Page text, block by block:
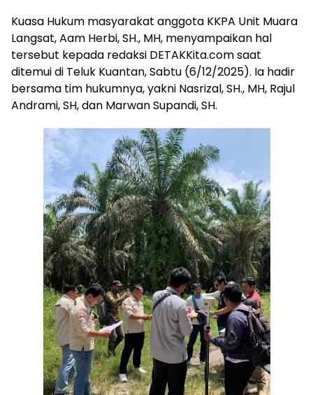
Kuasa Hukum masyarakat anggota KKPA Unit Muara
Langsat, Aam Herbi, SH., MH, menyampaikan hal
tersebut kepada redaksi DETAKKita.com saat
ditemui di Teluk Kuantan, Sabtu (6/12/2025). Ia hadir
bersama tim hukumnya, yakni Nasrizal, SH., MH, Rajul
Andrami, SH, dan Marwan Supandi, SH.